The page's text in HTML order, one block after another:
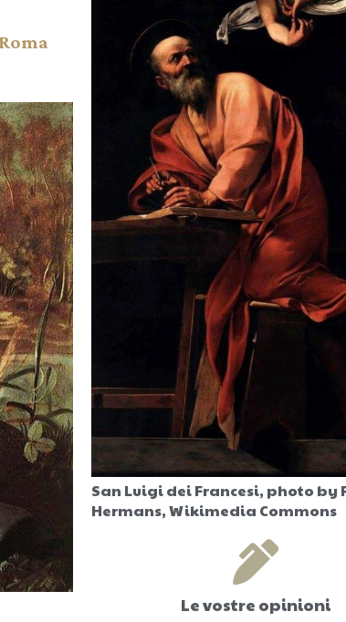
Roma
San Luigi dei Francesi, photo by
Hermans, Wikimedia Commons
Le vostre opinioni